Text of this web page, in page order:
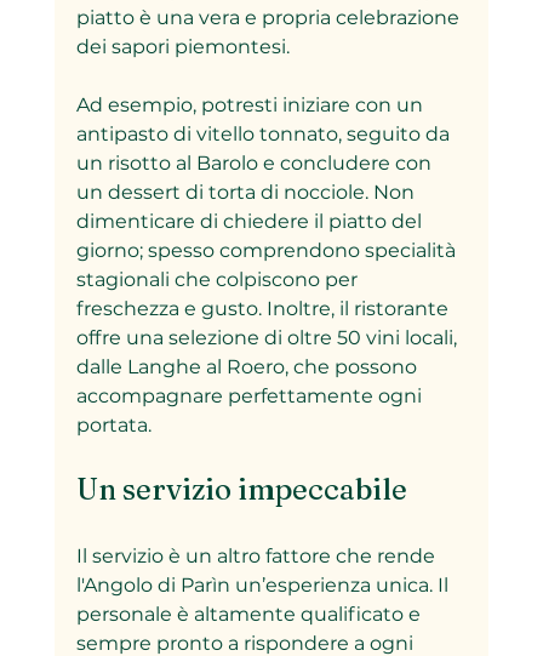
piatto è una vera e propria celebrazione
dei sapori piemontesi.
Ad esempio, potresti iniziare con un
antipasto di vitello tonnato, seguito da
un risotto al Barolo e concludere con
un dessert di torta di nocciole. Non
dimenticare di chiedere il piatto del
giorno; spesso comprendono specialità
stagionali che colpiscono per
freschezza e gusto. Inoltre, il ristorante
offre una selezione di oltre 50 vini locali,
dalle Langhe al Roero, che possono
accompagnare perfettamente ogni
portata.
Un servizio impeccabile
Il servizio è un altro fattore che rende
l'Angolo di Parìn un’esperienza unica. Il
personale è altamente qualificato e
sempre pronto a rispondere a ogni